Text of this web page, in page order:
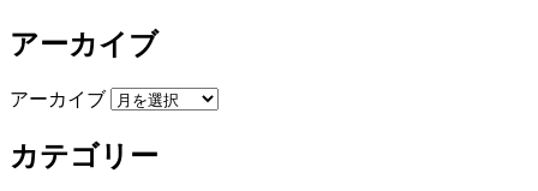
アーカイブ
アーカイブ
カテゴリー